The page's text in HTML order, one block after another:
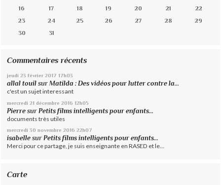
16
17 18 19 20 21
22
23
24 25 26 27 28
29
30
31
Commentaires récents
jeudi 23 février 2017 17h03
allal touil surMatilda : Des vidéos pour lutter contre la...
c'est un sujet interessant
mercredi 21 décembre 2016 12h05
Pierre surPetits films intelligents pour enfants...
documents très utiles
mercredi 30 novembre 2016 22h07
isabelle surPetits films intelligents pour enfants...
Merci pour ce partage, je suis enseignante en RASED et le...
Carte